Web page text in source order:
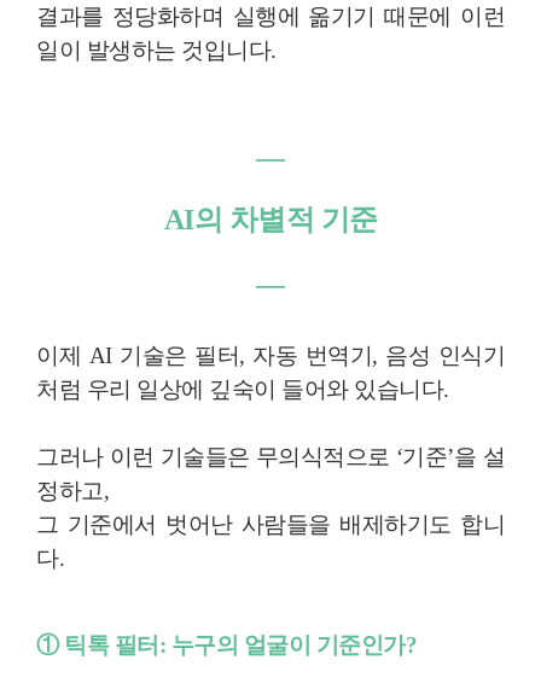
결과를 정당화하며 실행에 옮기기 때문에 이런
일이 발생하는 것입니다.
―
AI의 차별적 기준
―
이제 AI 기술은 필터, 자동 번역기, 음성 인식기
처럼 우리 일상에 깊숙이 들어와 있습니다.
그러나 이런 기술들은 무의식적으로 ‘기준’을 설
정하고,
그 기준에서 벗어난 사람들을 배제하기도 합니
다.
① 틱톡 필터: 누구의 얼굴이 기준인가?